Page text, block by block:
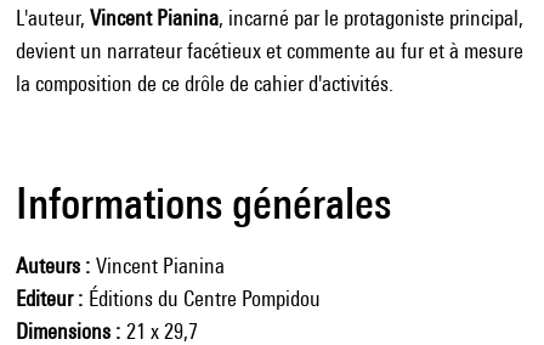
L'auteur, Vincent Pianina, incarné par le protagoniste principal,
devient un narrateur facétieux et commente au fur et à mesure
la composition de ce drôle de cahier d'activités.
Informations générales
Auteurs
Vincent Pianina
Editeur
Éditions du Centre Pompidou
Dimensions
21 x 29,7